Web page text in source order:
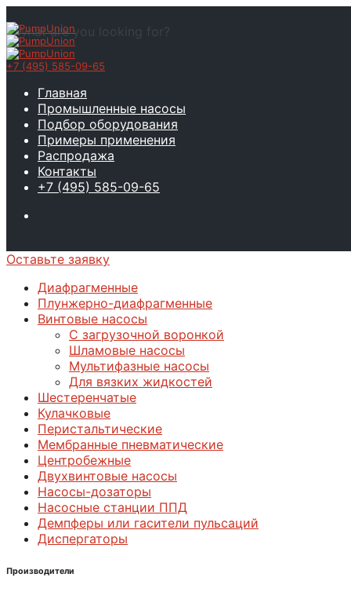
+7 (495) 585-09-65
Главная
Промышленные насосы
Подбор оборудования
Примеры применения
Распродажа
Контакты
+7 (495) 585-09-65
Оставьте заявку
Диафрагменные
Плунжерно-диафрагменные
Винтовые насосы
С загрузочной воронкой
Шламовые насосы
Мультифазные насосы
Для вязких жидкостей
Шестеренчатые
Кулачковые
Перистальтические
Мембранные пневматические
Центробежные
Двухвинтовые насосы
Насосы-дозаторы
Насосные станции ППД
Демпферы или гасители пульсаций
Диспергаторы
Производители
What are you looking for?